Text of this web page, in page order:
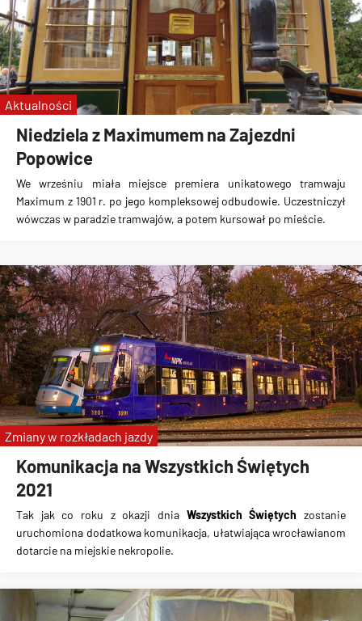
Niedziela z Maximumem na Zajezdni
Popowice
We wrześniu miała miejsce premiera unikatowego tramwaju
Maximum z 1901 r. po jego kompleksowej odbudowie. Uczestniczył
wówczas w paradzie tramwajów, a potem kursował po mieście.
Aktualności
Komunikacja na Wszystkich Świętych
2021
Tak jak co roku z okazji dnia Wszystkich Świętych zostanie
uruchomiona dodatkowa komunikacja, ułatwiająca wrocławianom
dotarcie na miejskie nekropolie.
Zmiany w rozkładach jazdy